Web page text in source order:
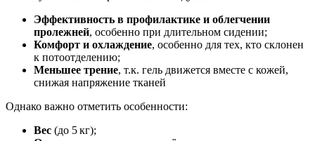
Эффективность в профилактике и облегчении
пролежней, особенно при длительном сидении;
Комфорт и охлаждение, особенно для тех, кто склонен
к потоотделению;
Меньшее трение, т.к. гель движется вместе с кожей,
снижая напряжение тканей
Однако важно отметить особенности:
Вес (до 5 кг);